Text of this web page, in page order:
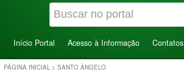
Início Portal Acesso à Informação Contatos
PÁGINA INICIAL > SANTO ÂNGELO